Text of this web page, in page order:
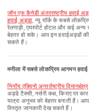
जॉन एफ कैनेडी अंतरराष्ट्रीय हवाई
हवाई अड्डा, न्यू यॉर्क के सबसे
रेलगाड़ी, एयरपोर्ट होटल और कई
बेहतर हो सके। आप इन हवाईअड्डों
सकते हैं।
मनीला में सबसे लोकप्रिय आगमन
निनॉय एक्विनो अन्तर्राष्ट्रीय विमानक्षेत्र
अड्डे टैक्सी, नर्सरी कक्ष, किराए पर
यात्रा अनुभव को बेहतर बनाती हैं।
विस्तृत जानकारी देख सकते हैं।